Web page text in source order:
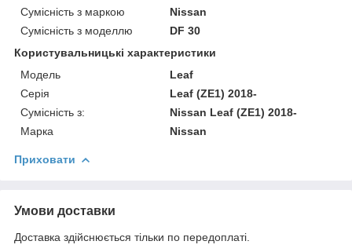
Сумісність з маркою
Nissan
Сумісність з моделлю
DF 30
Користувальницькі характеристики
Модель
Leaf
Серія
Leaf (ZE1) 2018-
Сумісність з:
Nissan Leaf (ZE1) 2018-
Марка
Nissan
Приховати
Умови доставки
Доставка здійснюється тільки по передоплаті.